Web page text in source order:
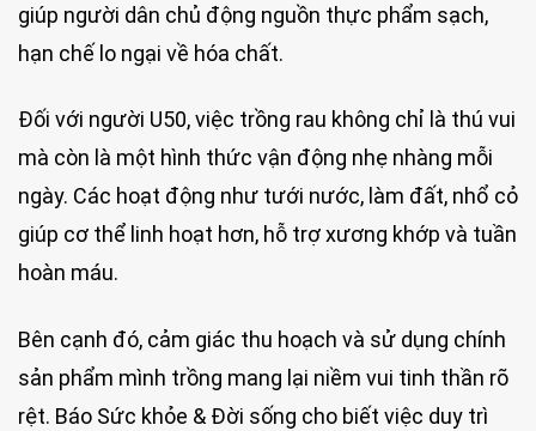
giúp người dân chủ động nguồn thực phẩm sạch,
hạn chế lo ngại về hóa chất.
Đối với người U50, việc trồng rau không chỉ là thú vui
mà còn là một hình thức vận động nhẹ nhàng mỗi
ngày. Các hoạt động như tưới nước, làm đất, nhổ cỏ
giúp cơ thể linh hoạt hơn, hỗ trợ xương khớp và tuần
hoàn máu.
Bên cạnh đó, cảm giác thu hoạch và sử dụng chính
sản phẩm mình trồng mang lại niềm vui tinh thần rõ
rệt. Báo Sức khỏe & Đời sống cho biết việc duy trì